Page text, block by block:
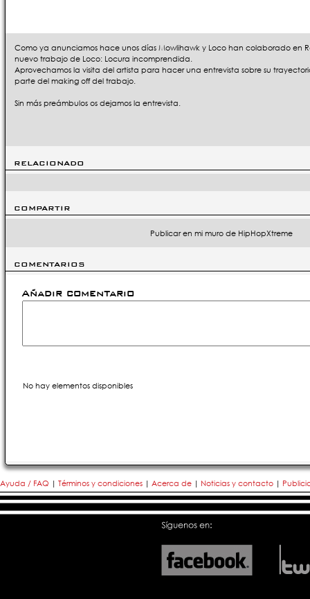
Como ya anunciamos hace unos días Mowlihawk y Loco han colaborado en
nuevo trabajo de Loco: Locura incomprendida.
Aprovechamos la visita del artista para hacer una entrevista sobre su
parte del making off del trabajo.
Sin más preámbulos os dejamos la entrevista.
RELACIONADO
COMPARTIR
Publicar en mi muro de HipHopXtreme
COMENTARIOS
Añadir comentario
No hay elementos disponibles
Ayuda / FAQ | Términos y condiciones | Acerca de | Noticias y contacto |